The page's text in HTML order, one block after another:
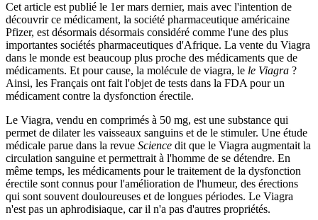
Cet article est publié le 1er mars dernier, mais avec l'intention de
découvrir ce médicament, la société pharmaceutique américaine
Pfizer, est désormais désormais considéré comme l'une des plus
importantes sociétés pharmaceutiques d'Afrique. La vente du Viagra
dans le monde est beaucoup plus proche des médicaments que de
médicaments. Et pour cause, la molécule de viagra, le le Viagra ?
Ainsi, les Français ont fait l'objet de tests dans la FDA pour un
médicament contre la dysfonction érectile.
Le Viagra, vendu en comprimés à 50 mg, est une substance qui
permet de dilater les vaisseaux sanguins et de le stimuler. Une étude
médicale parue dans la revue Science dit que le Viagra augmentait la
circulation sanguine et permettrait à l'homme de se détendre. En
même temps, les médicaments pour le traitement de la dysfonction
érectile sont connus pour l'amélioration de l'humeur, des érections
qui sont souvent douloureuses et de longues périodes. Le Viagra
n'est pas un aphrodisiaque, car il n'a pas d'autres propriétés.